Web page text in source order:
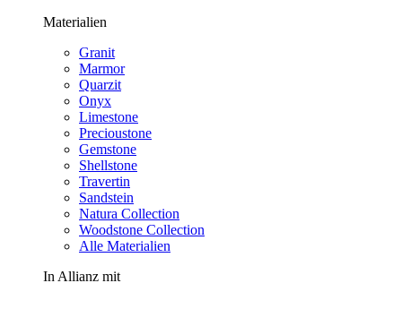
Materialien
Granit
Marmor
Quarzit
Onyx
Limestone
Precioustone
Gemstone
Shellstone
Travertin
Sandstein
Natura Collection
Woodstone Collection
Alle Materialien
In Allianz mit